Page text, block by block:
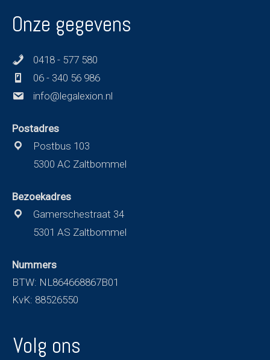
Onze gegevens
0418 - 577 580
06 - 340 56 986
info@legalexion.nl
Postadres
Postbus 103
5300 AC Zaltbommel
Bezoekadres
Gamerschestraat 34
5301 AS Zaltbommel
Nummers
BTW: NL864668867B01
KvK: 88526550
Volg ons